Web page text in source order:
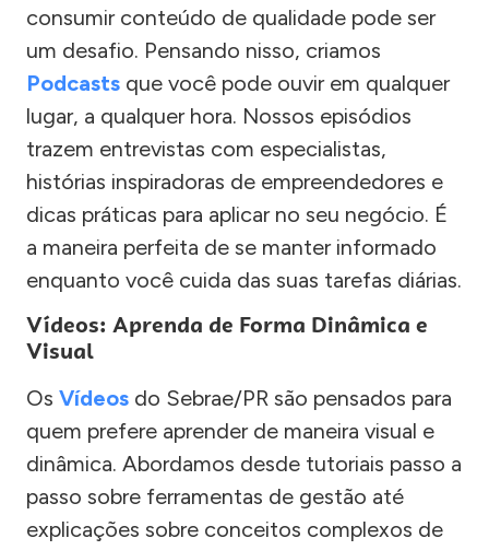
consumir conteúdo de qualidade pode ser
um desafio. Pensando nisso, criamos
Podcasts que você pode ouvir em qualquer
lugar, a qualquer hora. Nossos episódios
trazem entrevistas com especialistas,
histórias inspiradoras de empreendedores e
dicas práticas para aplicar no seu negócio. É
a maneira perfeita de se manter informado
enquanto você cuida das suas tarefas diárias.
Vídeos: Aprenda de Forma Dinâmica e
Visual
Os Vídeos do Sebrae/PR são pensados para
quem prefere aprender de maneira visual e
dinâmica. Abordamos desde tutoriais passo a
passo sobre ferramentas de gestão até
explicações sobre conceitos complexos de